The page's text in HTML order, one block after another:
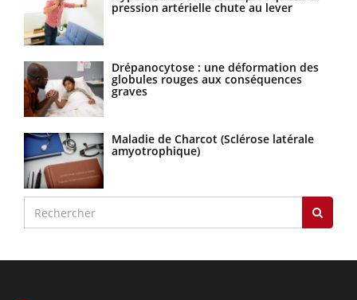
pression artérielle chute au lever
Drépanocytose : une déformation des
globules rouges aux conséquences
graves
Maladie de Charcot (Sclérose latérale
amyotrophique)